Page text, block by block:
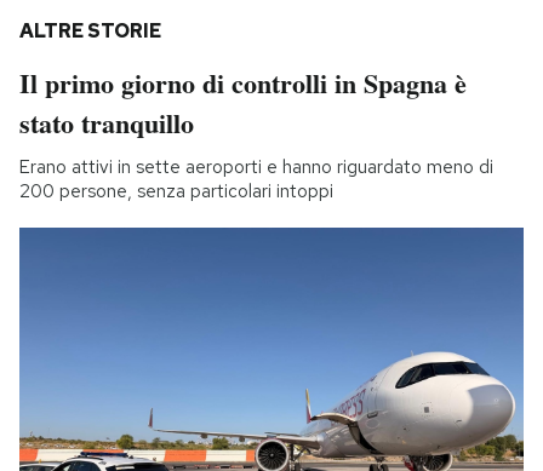
ALTRE STORIE
Il primo giorno di controlli in Spagna è
stato tranquillo
Erano attivi in sette aeroporti e hanno riguardato meno di
200 persone, senza particolari intoppi